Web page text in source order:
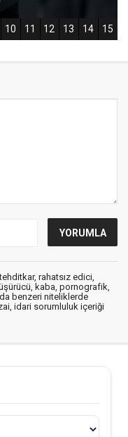
rahatsız edici,
kaba, pornografik,
da benzeri niteliklerde
idari sorumluluk içeriği